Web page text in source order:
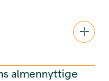
almennyttige